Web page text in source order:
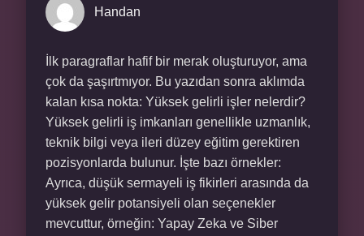
Handan
İlk paragraflar hafif bir merak oluşturuyor, ama
çok da şaşırtmıyor. Bu yazıdan sonra aklımda
kalan kısa nokta: Yüksek gelirli işler nelerdir?
Yüksek gelirli iş imkanları genellikle uzmanlık,
teknik bilgi veya ileri düzey eğitim gerektiren
pozisyonlarda bulunur. İşte bazı örnekler:
Ayrıca, düşük sermayeli iş fikirleri arasında da
yüksek gelir potansiyeli olan seçenekler
mevcuttur, örneğin: Yapay Zeka ve Siber